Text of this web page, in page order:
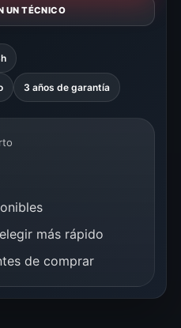
UN TÉCNICO
3 años de garantía
más rápido
de comprar